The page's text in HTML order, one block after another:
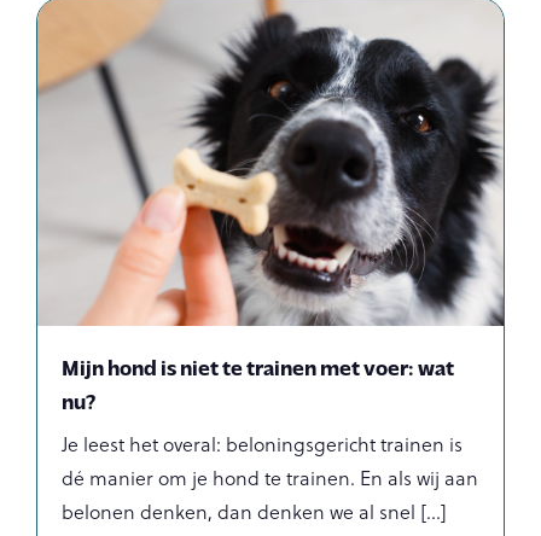
Mijn hond is niet te trainen met voer: wat
nu?
Je leest het overal: beloningsgericht trainen is
dé manier om je hond te trainen. En als wij aan
belonen denken, dan denken we al snel